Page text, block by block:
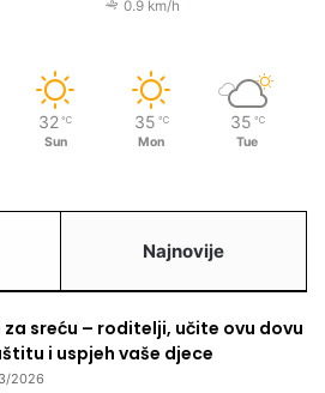
0.9 km/h
32 ℃
Sun
35 ℃
Mon
35 ℃
Tue
Najnovije
za sreću – roditelji, učite ovu dovu
i uspjeh vaše djece
2026